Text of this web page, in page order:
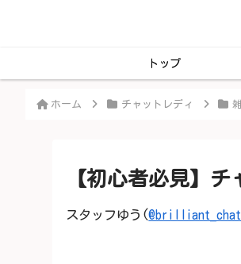
トップ
ホーム チャットレディ
【初心者必見】
スタッフゆう(@brilliant_chat